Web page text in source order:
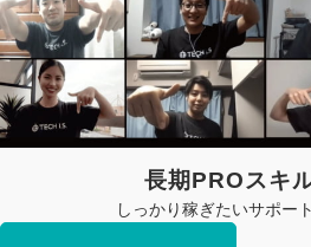
長期PROスキ
しっかり稼ぎたいサポー